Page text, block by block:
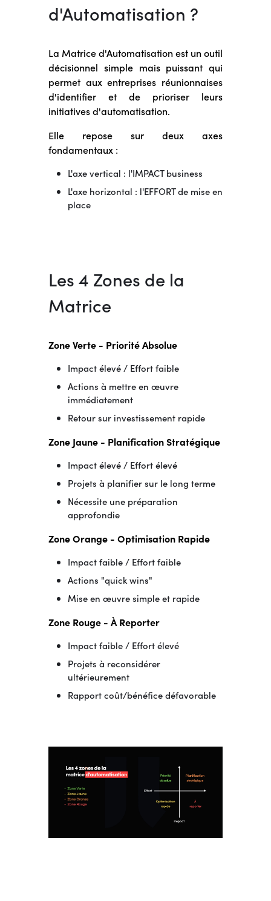
d'Automatisation ?
La Matrice d'Automatisation est un outil
décisionnel simple mais puissant qui
permet aux entreprises réunionnaises
d'identifier et de prioriser leurs
initiatives d'automatisation.
Elle repose sur deux axes
fondamentaux :
L'axe vertical : l'IMPACT business
L'axe horizontal : l'EFFORT de mise en
place
Les 4 Zones de la
Matrice
Zone Verte - Priorité Absolue
Impact élevé / Effort faible
Actions à mettre en œuvre
immédiatement
Retour sur investissement rapide
Zone Jaune - Planification Stratégique
Impact élevé / Effort élevé
Projets à planifier sur le long terme
Nécessite une préparation
approfondie
Zone Orange - Optimisation Rapide
Impact faible / Effort faible
Actions "quick wins"
Mise en œuvre simple et rapide
Zone Rouge - À Reporter
Impact faible / Effort élevé
Projets à reconsidérer
ultérieurement
Rapport coût/bénéfice défavorable